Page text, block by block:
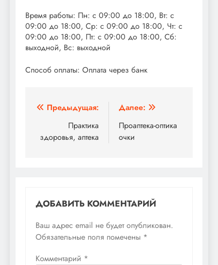
Время работы: Пн: с 09:00 до 18:00, Вт: с
09:00 до 18:00, Ср: с 09:00 до 18:00, Чт: с
09:00 до 18:00, Пт: с 09:00 до 18:00, Сб:
выходной, Вс: выходной
Способ оплаты: Оплата через банк
Навигация
записям
Предыдущая:
Практика
здоровья, аптека
Далее:
Проаптека-оптика
очки
ДОБАВИТЬ КОММЕНТАРИЙ
Ваш адрес email не будет опубликован.
Обязательные поля помечены *
Комментарий *